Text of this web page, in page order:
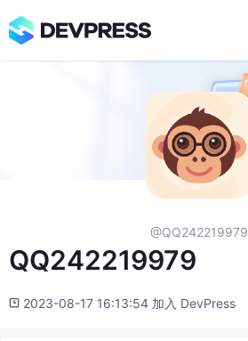
@QQ242219979
QQ242219979
2023-08-17 16:13:54 加入 DevPress